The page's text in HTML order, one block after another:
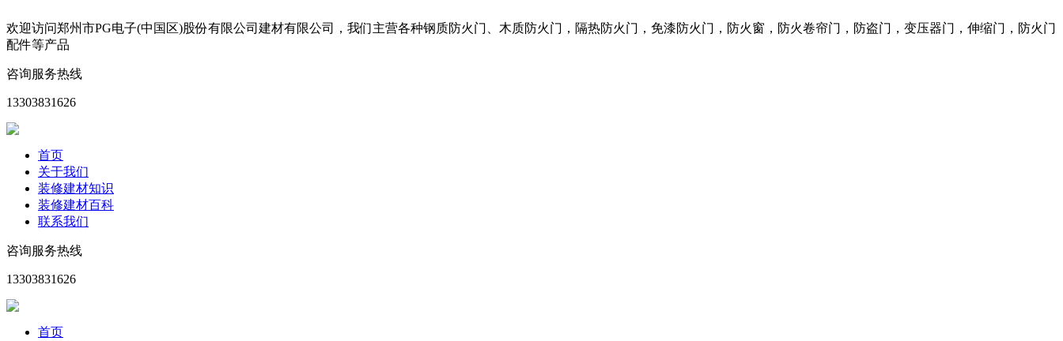
欢迎访问郑州市PG电子(中国区)股份有限公司建材有限公司，我们主营各种钢质防火门、木质防火门，隔热防火门，免漆防火门，防火窗，防火卷帘门，防盗门，变压器门，伸缩门，防火门
配件等产品
咨询服务热线
13303831626
首页
关于我们
装修建材知识
装修建材百科
联系我们
咨询服务热线
13303831626
首页